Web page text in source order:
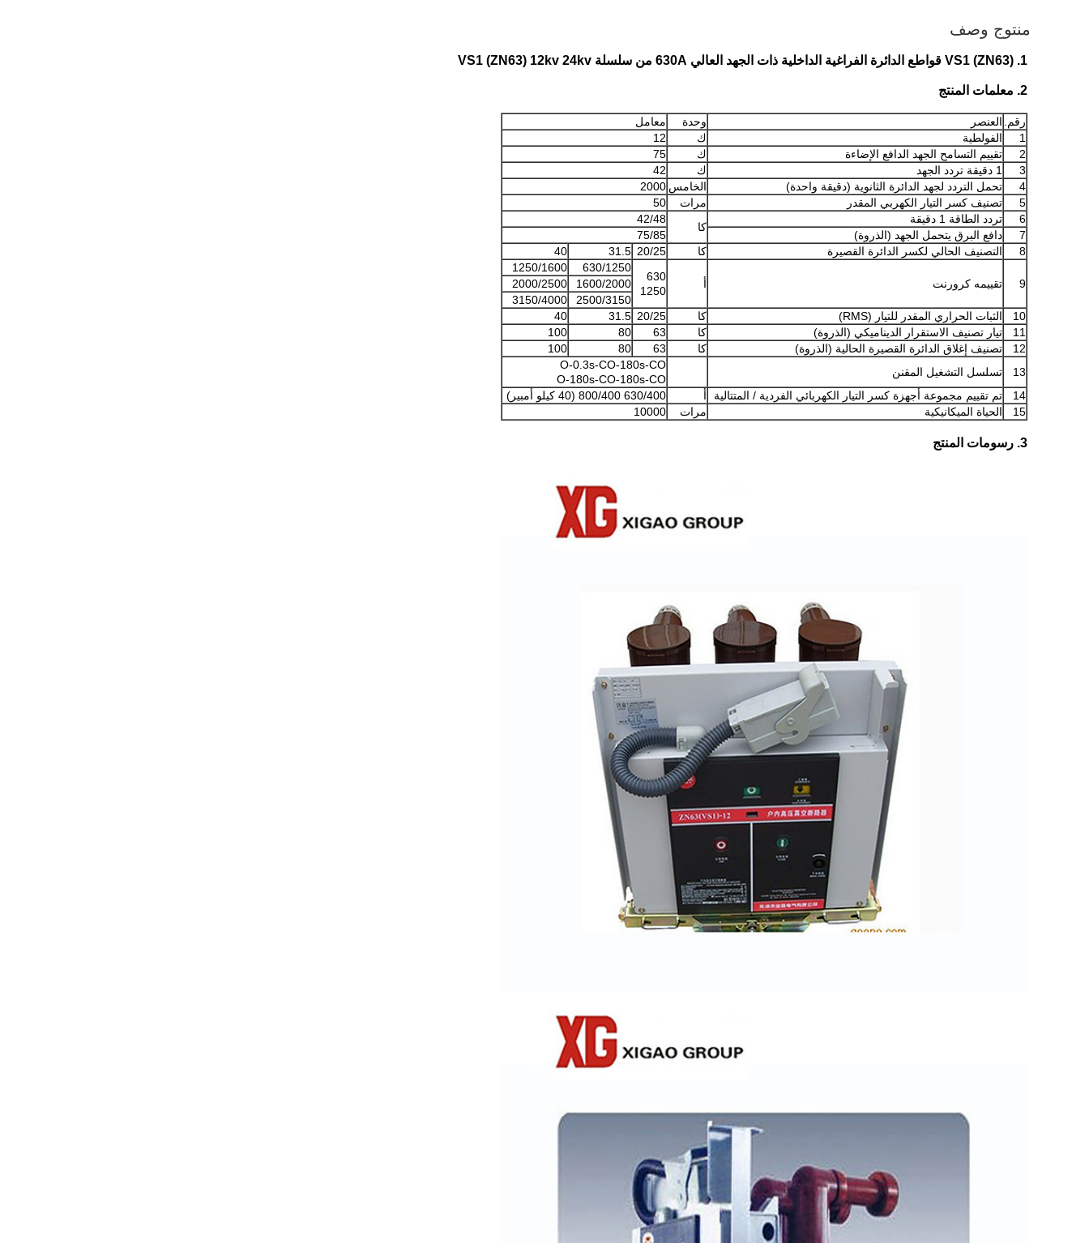
منتوج وصف
1. VS1 (ZN63) قواطع الدائرة الفراغية الداخلية ذات الجهد العالي 630A من سلسلة VS1 (ZN63) 12kv 24kv
2. معلمات المنتج
رقم. العنصر وحدة
معامل
1
الفولطية ك
12
2
تقييم التسامح الجهد الدافع الإضاءة ك
75
3
1 دقيقة تردد الجهد ك
42
4
تحمل التردد لجهد الدائرة الثانوية (دقيقة واحدة) الخامس 2000
5
تصنيف كسر التيار الكهربي المقدر مرات
50
6
تردد الطاقة 1 دقيقة
كا
42/48
7
دافع البرق يتحمل الجهد (الذروة)
75/85
8
التصنيف الحالي لكسر الدائرة القصيرة كا 20/25
31.5
40
9 تقييمه كرورنت أ
630
1250
630/1250
1250/1600
1600/2000
2000/2500
2500/3150
3150/4000
10
الثبات الحراري المقدر للتيار (RMS) كا 20/25
31.5
40
11
تيار تصنيف الاستقرار الديناميكي (الذروة) كا 63
80
100
12
تصنيف إغلاق الدائرة القصيرة الحالية (الذروة) كا 63
80
100
13
تسلسل التشغيل المقنن
O-0.3s-CO-180s-CO
O-180s-CO-180s-CO
14
تم تقييم مجموعة أجهزة كسر التيار الكهربائي الفردية / المتتالية أ
630/400 800/400 (40 كيلو أمبير)
15
الحياة الميكانيكية مرات 10000
3. رسومات المنتج